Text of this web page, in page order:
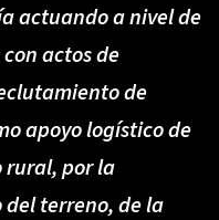
actuando a nivel de
actos de
de
apoyo logístico de
por la
terreno, de la